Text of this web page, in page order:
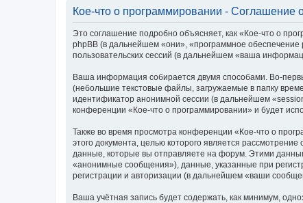
Кое-что о программировании - Соглашение
Это соглашение подробно объясняет, как «Кое-что о
phpBB (в дальнейшем «они», «программное
пользовательских сессий (в дальнейшем «ваша
Ваша информация собирается двумя способами. Во-
(небольшие текстовые файлы, загружаемые в папку
идентификатор анонимной сессии (в дальнейшем
конференции «Кое-что о программировании» и будет
Также во время просмотра конференции «Кое-что о
этого документа, целью которого является
данные, которые вы отправляете на форум. Этими
«анонимные сообщения»), данные, указанные при
регистрации и авторизации (в дальнейшем «ваши
Ваша учётная запись будет содержать, как минимум,